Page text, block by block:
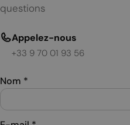
questions
Appelez-nous
+33 9 70 01 93 56
Nom *